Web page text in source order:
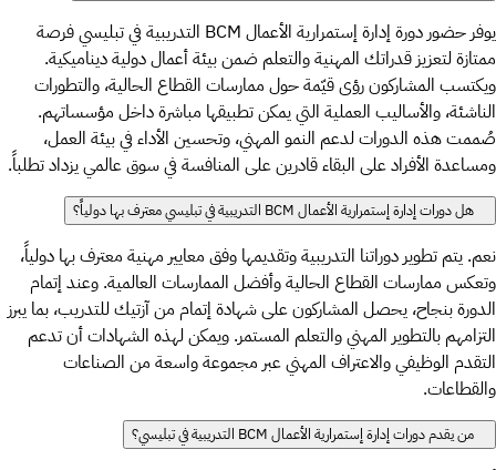
يوفر حضور دورة إدارة إستمرارية الأعمال BCM التدريبية في تبليسي فرصة
ممتازة لتعزيز قدراتك المهنية والتعلم ضمن بيئة أعمال دولية ديناميكية.
ويكتسب المشاركون رؤى قيّمة حول ممارسات القطاع الحالية، والتطورات
الناشئة، والأساليب العملية التي يمكن تطبيقها مباشرة داخل مؤسساتهم.
صُممت هذه الدورات لدعم النمو المهني، وتحسين الأداء في بيئة العمل،
ومساعدة الأفراد على البقاء قادرين على المنافسة في سوق عالمي يزداد تطلباً.
هل دورات إدارة إستمرارية الأعمال BCM التدريبية في تبليسي معترف بها دولياً؟
نعم. يتم تطوير دوراتنا التدريبية وتقديمها وفق معايير مهنية معترف بها دولياً،
وتعكس ممارسات القطاع الحالية وأفضل الممارسات العالمية. وعند إتمام
الدورة بنجاح، يحصل المشاركون على شهادة إتمام من ‎آزتيك للتدريب‎، بما يبرز
التزامهم بالتطوير المهني والتعلم المستمر. ويمكن لهذه الشهادات أن تدعم
التقدم الوظيفي والاعتراف المهني عبر مجموعة واسعة من الصناعات
والقطاعات.
من يقدم دورات إدارة إستمرارية الأعمال BCM التدريبية في تبليسي؟